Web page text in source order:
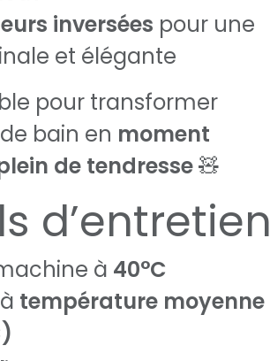
inversées pour une
et élégante
pour transformer
bain en moment
de tendresse🧸
d’entretien
à 40°C
température moyenne